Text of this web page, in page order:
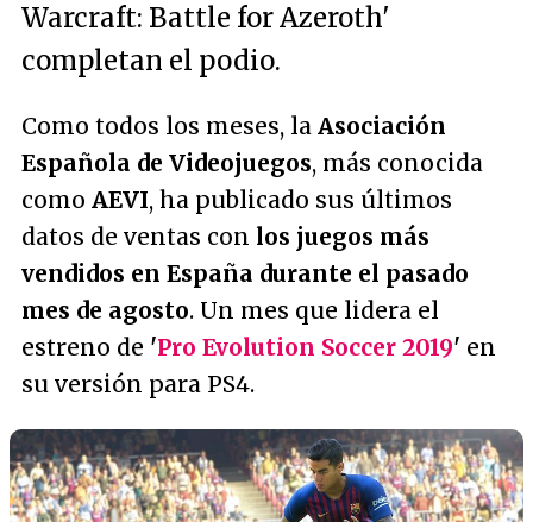
Warcraft: Battle for Azeroth'
completan el podio.
Como todos los meses, la Asociación
Española de Videojuegos, más conocida
como AEVI, ha publicado sus últimos
datos de ventas con los juegos más
vendidos en España durante el pasado
mes de agosto. Un mes que lidera el
estreno de 'Pro Evolution Soccer 2019' en
su versión para PS4.